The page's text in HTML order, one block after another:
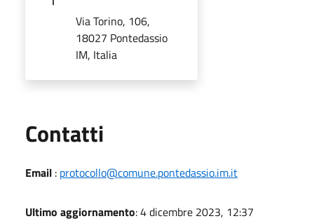
Via Torino, 106,
18027 Pontedassio
IM, Italia
Contatti
Email : protocollo@comune.pontedassio.im.it
Ultimo aggiornamento: 4 dicembre 2023, 12:37